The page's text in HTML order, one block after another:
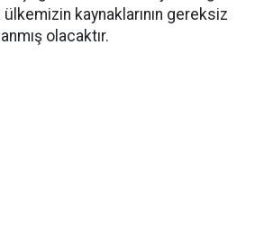
kaynaklarının gereksiz
olacaktır.